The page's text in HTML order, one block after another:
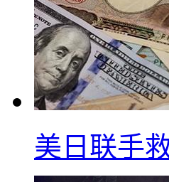
美日联手